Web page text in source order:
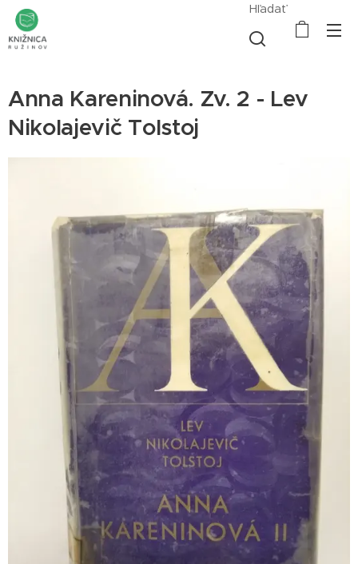
Hľadať
Anna Kareninová. Zv. 2 - Lev
Nikolajevič Tolstoj